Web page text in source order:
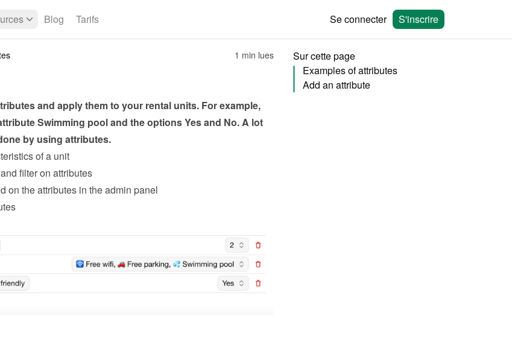
Blog Tarifs Se connecter S'inscrire
1 min lues
and apply them to your rental units. For example,
Swimming pool and the options Yes and No. A lot
by using attributes.
of a unit
filter on attributes
on the attributes in the admin panel
Sur cette page
Examples of attributes
Add an attribute